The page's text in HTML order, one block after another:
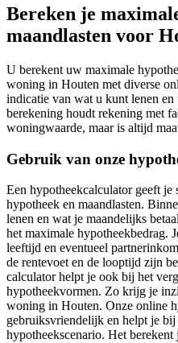
Bereken je
maandlasten voor
U berekent uw maximale
woning in Houten met diverse
indicatie van wat u kunt lenen
berekening houdt rekening met
woningwaarde, maar is altijd
Gebruik van onze
Een hypotheekcalculator geeft je
hypotheek en maandlasten.
lenen en wat je maandelijks
het maximale hypotheekbedrag.
leeftijd en eventueel
de rentevoet en de looptijd zijn
calculator helpt je ook bij het
hypotheekvormen. Zo krijg je
woning in Houten. Onze online
gebruiksvriendelijk en helpt je bij
hypotheekscenario. Het berekent